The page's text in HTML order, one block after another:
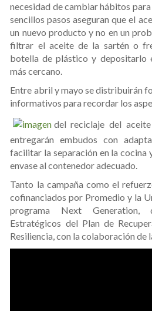
necesidad de cambiar hábitos
sencillos pasos aseguran que el
un nuevo producto y no en un
filtrar el aceite de la sartén o
botella de plástico y depositarlo
más cercano.
Entre abril y mayo se distribuirán
informativos para recordar los
del reciclaje del
entregarán embudos con
facilitar la separación en la cocina
envase al contenedor adecuado.
Tanto la campaña como el
cofinanciados por Promedio y la
programa Next Generation,
Estratégicos del Plan de
Resiliencia, con la colaboración de